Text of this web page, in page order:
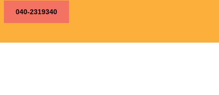
040-2319340